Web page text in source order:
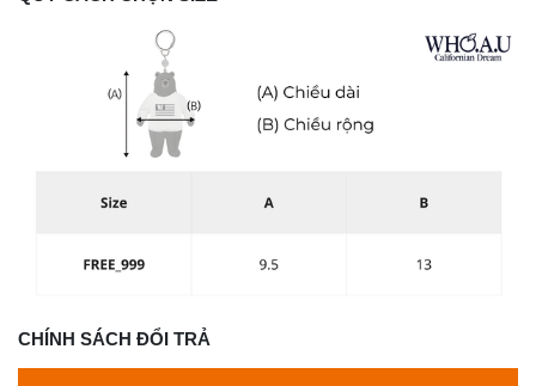
CHÍNH SÁCH ĐỔI TRẢ